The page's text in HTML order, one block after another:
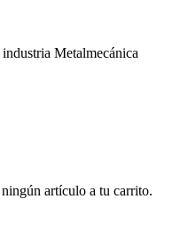
Metalmecánica
artículo a tu carrito.